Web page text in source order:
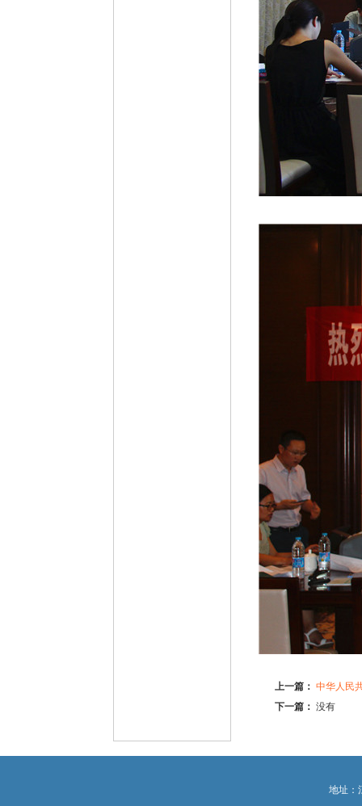
上一篇： 中华人民
下一篇： 没有
地址：